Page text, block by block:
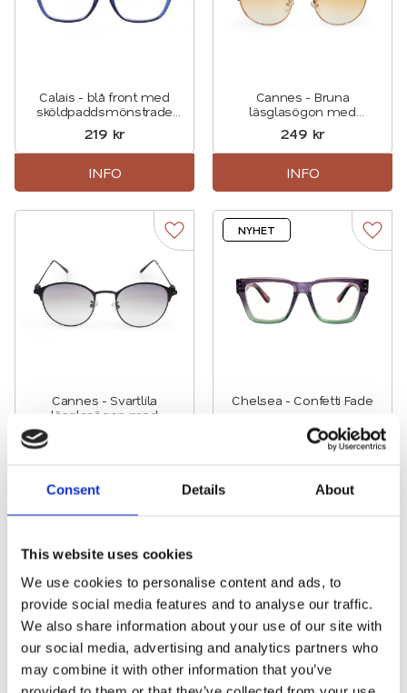
Consent Details About
This website uses cookies
We use cookies to personalise content and ads, to
provide social media features and to analyse our traffic.
We also share information about your use of our site with
our social media, advertising and analytics partners who
may combine it with other information that you’ve
Calais - blå front med
sköldpaddsmönstrade
skalmar
219 kr
INFO
Cannes - Bruna
läsglasögon med
solskydd
249 kr
INFO
Cannes - Svartlila
läsglasögon med
Lägg till i favoriter
Chelsea - Confetti Fade
259kr
NYHET